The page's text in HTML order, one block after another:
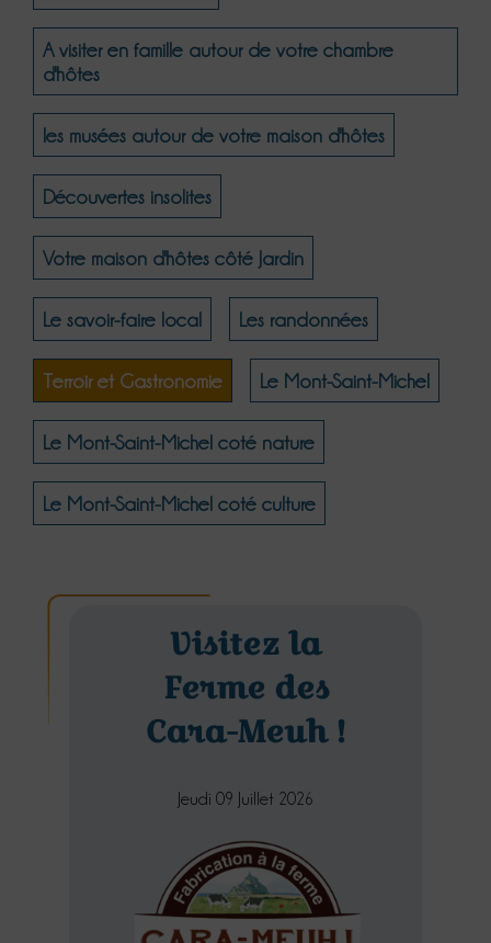
A visiter en famille autour de votre chambre
d'hôtes
les musées autour de votre maison d'hôtes
Découvertes insolites
Votre maison d'hôtes côté Jardin
Le savoir-faire local Les randonnées
Terroir et Gastronomie Le Mont-Saint-Michel
Le Mont-Saint-Michel coté nature
Le Mont-Saint-Michel coté culture
Visitez la
Ferme des
Cara-Meuh !
Jeudi 09 Juillet 2026